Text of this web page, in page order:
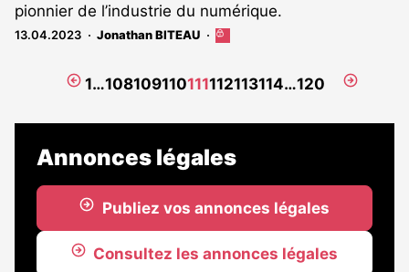
pionnier de l’industrie du numérique.
13.04.2023 Jonathan BITEAU
Cet
réservé
abonnés
Page
1…108109110111112113114…120
Page
Annonces légales
Publiez vos annonces légales
Consultez les annonces légales